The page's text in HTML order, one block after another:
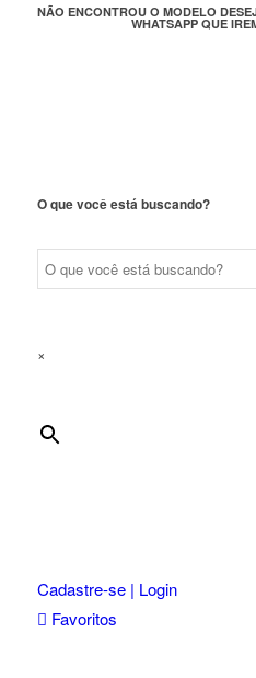
NÃO ENCONTROU O MODELO
WHATSAPP QUE
O que você está buscando?
×
Cadastre-se | Login
Favoritos